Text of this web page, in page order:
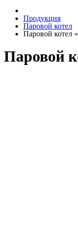
Продукция
Паровой котел
Паровой котел
Паровой